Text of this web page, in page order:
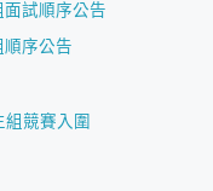
試順序公告
序公告
組競賽入圍